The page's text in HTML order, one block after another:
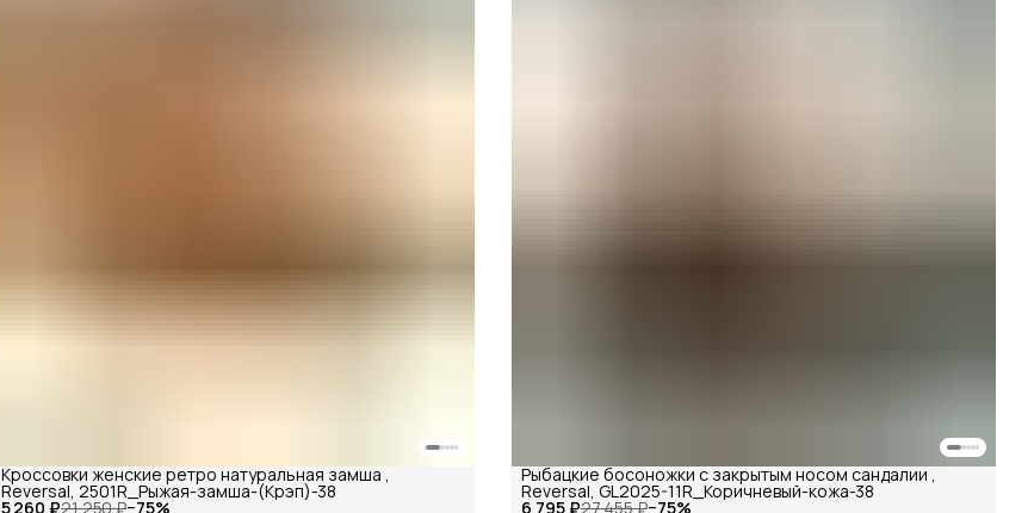
5 260 ₽21 250 ₽−75%
Кроссовки женские ретро натуральная замша ,
Reversal, 2501R_Рыжая-замша-(Крэп)-38
6 795 ₽27 455 ₽−75%
Рыбацкие босоножки с закрытым носом сандалии ,
Reversal, GL2025-11R_Коричневый-кожа-38